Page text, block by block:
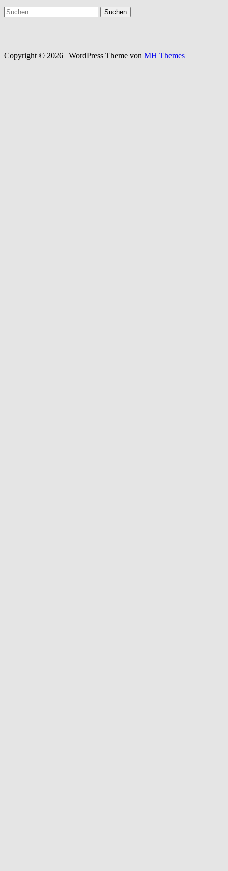
Suchen
nach:
Copyright © 2026 | WordPress Theme von MH Themes